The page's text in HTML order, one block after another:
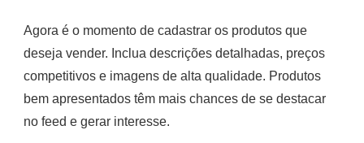
Agora é o momento de cadastrar os produtos que
deseja vender. Inclua descrições detalhadas, preços
competitivos e imagens de alta qualidade. Produtos
bem apresentados têm mais chances de se destacar
no feed e gerar interesse.